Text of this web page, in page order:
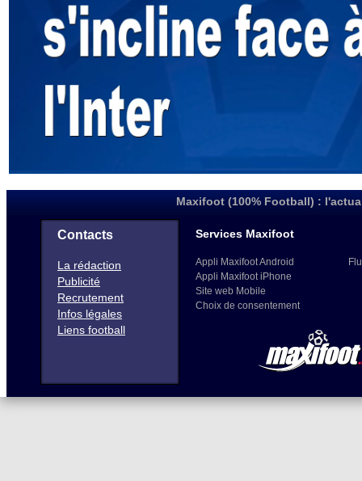
Maxifoot (100% Football) :
Contacts
La rédaction
Publicité
Recrutement
Infos légales
Liens football
Services Maxifoot
Appli Maxifoot Android
Appli Maxifoot iPhone
Site web Mobile
Choix de consentement